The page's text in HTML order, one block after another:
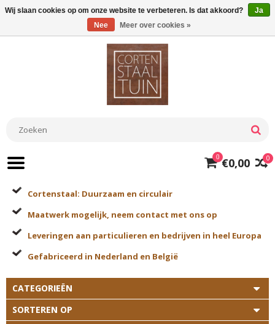
0
0 €0,00
Cortenstaal: Duurzaam en circulair
Maatwerk mogelijk, neem contact met ons op
Leveringen aan particulieren en bedrijven in heel Europa
Gefabriceerd in Nederland en België
CATEGORIEËN
SORTEREN OP
Wij slaan cookies op om onze website te verbeteren. Is dat akkoord?
Ja
Nee
Meer over cookies »